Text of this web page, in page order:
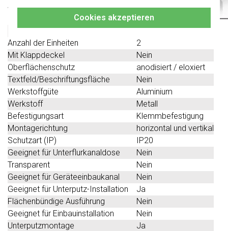
Cookies akzeptieren
Spezifikation
Wert
Gold
Halogenfrei
Nein
Anzahl der Einheiten
2
Mit Klappdeckel
Nein
Oberflächenschutz
anodisiert / eloxiert
Textfeld/Beschriftungsfläche
Nein
Werkstoffgüte
Aluminium
Werkstoff
Metall
Befestigungsart
Klemmbefestigung
Montagerichtung
horizontal und vertikal
Schutzart (IP)
IP20
Geeignet für Unterflurkanaldose
Nein
Transparent
Nein
Geeignet für Geräteeinbaukanal
Nein
Geeignet für Unterputz-Installation
Ja
Flächenbündige Ausführung
Nein
Geeignet für Einbauinstallation
Nein
Unterputzmontage
Ja